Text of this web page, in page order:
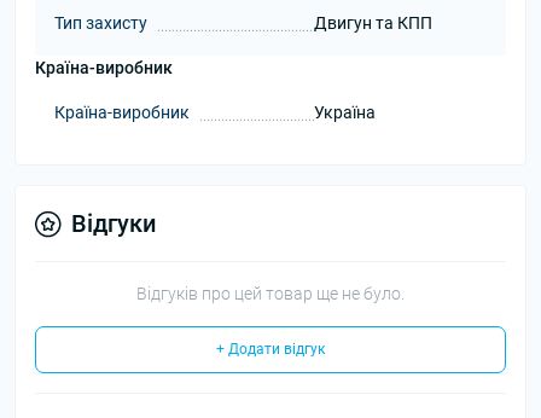
Тип захисту Двигун та КПП
Країна-виробник
Країна-виробник Україна
Відгуки
Відгуків про цей товар ще не було.
+ Додати відгук